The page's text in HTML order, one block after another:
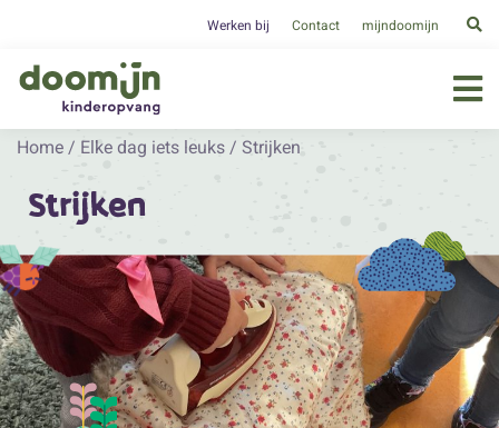
Werken bij Contact mijndoomijn
Home / Elke dag iets leuks / Strijken
Strijken